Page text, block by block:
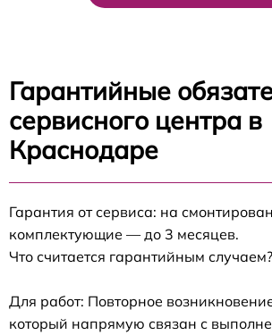
Гарантийные
сервисного центра в
Краснодаре
Гарантия от сервиса: на
комплектующие — до 3 месяцев.
Что считается гарантийным случаем?
Для работ: Повторное
который напрямую связан с